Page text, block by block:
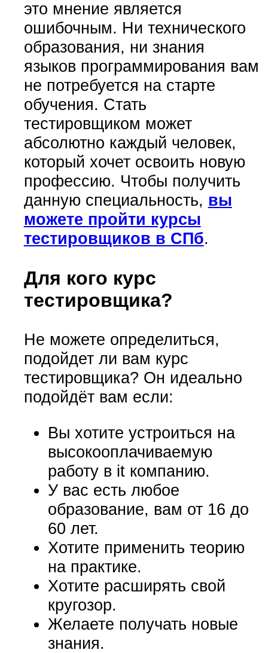
это мнение является
ошибочным. Ни технического
образования, ни знания
языков программирования вам
не потребуется на старте
обучения. Стать
тестировщиком может
абсолютно каждый человек,
который хочет освоить новую
профессию. Чтобы получить
данную специальность, вы
можете пройти курсы
тестировщиков в СПб.
Для кого курс
тестировщика?
Не можете определиться,
подойдет ли вам курс
тестировщика? Он идеально
подойдёт вам если:
Вы хотите устроиться на
высокооплачиваемую
работу в it компанию.
У вас есть любое
образование, вам от 16 до
60 лет.
Хотите применить теорию
на практике.
Хотите расширять свой
кругозор.
Желаете получать новые
знания.